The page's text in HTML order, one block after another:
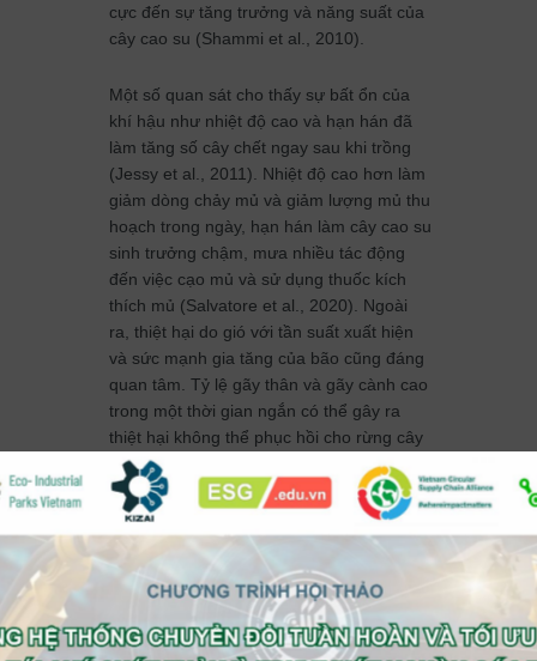
cực đến sự tăng trưởng và năng suất của
cây cao su (Shammi et al., 2010).
Một số quan sát cho thấy sự bất ổn của
khí hậu như nhiệt độ cao và hạn hán đã
làm tăng số cây chết ngay sau khi trồng
(Jessy et al., 2011). Nhiệt độ cao hơn làm
giảm dòng chảy mủ và giảm lượng mủ thu
hoạch trong ngày, hạn hán làm cây cao su
sinh trưởng chậm, mưa nhiều tác động
đến việc cạo mủ và sử dụng thuốc kích
thích mủ (Salvatore et al., 2020). Ngoài
ra, thiệt hại do gió với tần suất xuất hiện
và sức mạnh gia tăng của bão cũng đáng
quan tâm. Tỷ lệ gãy thân và gãy cành cao
trong một thời gian ngắn có thể gây ra
thiệt hại không thể phục hồi cho rừng cây
cao su (Chen et al. 2020). Tuy nhiên,
nhiệt độ cao hơn lại giúp các vùng Đông
Bắc của Ấn Độ trở nên thích hợp cho cây
cao su hơn khi mùa đông ít khắc nghiệt
hơn (Thapliyal et al., 2010).